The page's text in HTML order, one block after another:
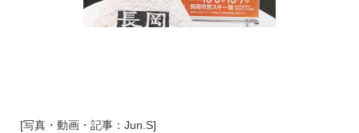
[写真・動画・記事：Jun.S]